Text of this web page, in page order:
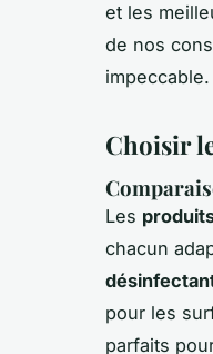
et les
de nos
impeccable.
Choisir
Les
chacun
pour les
parfaits